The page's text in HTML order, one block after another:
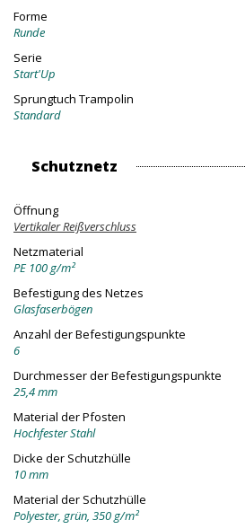
Forme
Runde
Serie
Start'Up
Sprungtuch Trampolin
Standard
Schutznetz
Öffnung
Vertikaler Reißverschluss
Netzmaterial
PE 100 g/m²
Befestigung des Netzes
Glasfaserbögen
Anzahl der Befestigungspunkte
6
Durchmesser der Befestigungspunkte
25,4 mm
Material der Pfosten
Hochfester Stahl
Dicke der Schutzhülle
10 mm
Material der Schutzhülle
Polyester, grün, 350 g/m²